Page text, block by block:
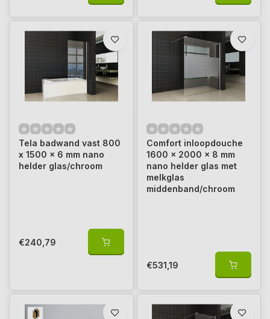
Tela badwand vast 800
x 1500 x 6 mm nano
helder glas/chroom
€240,79
Comfort inloopdouche
1600 x 2000 x 8 mm
nano helder glas met
melkglas
middenband/chroom
€531,19